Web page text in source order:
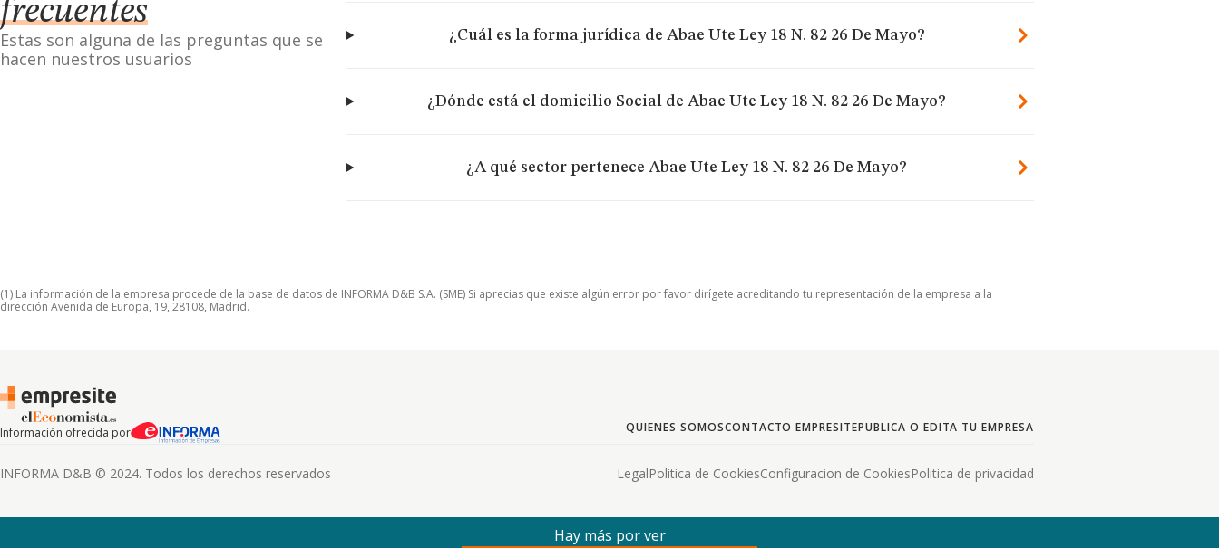
frecuentes
Estas son alguna de las preguntas que se
hacen nuestros usuarios
¿Cuál es la forma jurídica de Abae Ute Ley 18 N. 82 26 De Mayo?
¿Dónde está el domicilio Social de Abae Ute Ley 18 N. 82 26 De Mayo?
¿A qué sector pertenece Abae Ute Ley 18 N. 82 26 De Mayo?
(1) La información de la empresa procede de la base de datos de INFORMA D&B S.A. (SME) Si aprecias que existe algún error por favor dirígete acreditando tu representación de la empresa a la
dirección Avenida de Europa, 19, 28108, Madrid.
Información ofrecida por QUIENES SOMOSCONTACTO EMPRESITEPUBLICA O EDITA TU EMPRESA
INFORMA D&B © 2024. Todos los derechos reservados LegalPolitica de CookiesConfiguracion de CookiesPolitica de privacidad
Hay más por ver